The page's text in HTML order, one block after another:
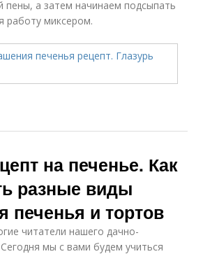
пены, а затем начинаем подсыпать
работу миксером.
на печенье. Как
разные виды
печенья и тортов
читатели нашего дачно-
мы с вами будем учиться